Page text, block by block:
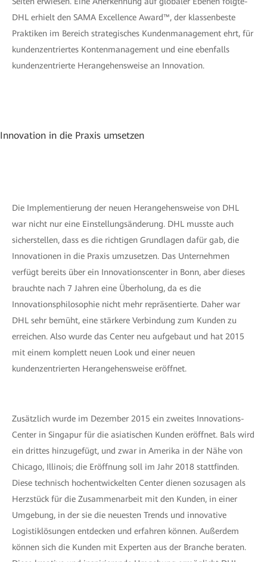
DHL erhielt den SAMA Excellence Award™, der klassenbeste
Praktiken im Bereich strategisches Kundenmanagement ehrt, für
kundenzentriertes Kontenmanagement und eine ebenfalls
kundenzentrierte Herangehensweise an Innovation.
Innovation in die Praxis umsetzen
Die Implementierung der neuen Herangehensweise von DHL
war nicht nur eine Einstellungsänderung. DHL musste auch
sicherstellen, dass es die richtigen Grundlagen dafür gab, die
Innovationen in die Praxis umzusetzen. Das Unternehmen
verfügt bereits über ein Innovationscenter in Bonn, aber dieses
brauchte nach 7 Jahren eine Überholung, da es die
Innovationsphilosophie nicht mehr repräsentierte. Daher war
DHL sehr bemüht, eine stärkere Verbindung zum Kunden zu
erreichen. Also wurde das Center neu aufgebaut und hat 2015
mit einem komplett neuen Look und einer neuen
kundenzentrierten Herangehensweise eröffnet.
Zusätzlich wurde im Dezember 2015 ein zweites Innovations-
Center in Singapur für die asiatischen Kunden eröffnet. Bals wird
ein drittes hinzugefügt, und zwar in Amerika in der Nähe von
Chicago, Illinois; die Eröffnung soll im Jahr 2018 stattfinden.
Diese technisch hochentwickelten Center dienen sozusagen als
Herzstück für die Zusammenarbeit mit den Kunden, in einer
Umgebung, in der sie die neuesten Trends und innovative
Logistiklösungen entdecken und erfahren können. Außerdem
können sich die Kunden mit Experten aus der Branche beraten.